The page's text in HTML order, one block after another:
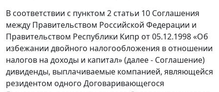
В соответствии с пунктом 2 статьи 10 Соглашения
между Правительством Российской Федерации и
Правительством Республики Кипр от 05.12.1998 «Об
избежании двойного налогообложения в отношении
налогов на доходы и капитал» (далее - Соглашение)
дивиденды, выплачиваемые компанией, являющейся
резидентом одного Договаривающегося